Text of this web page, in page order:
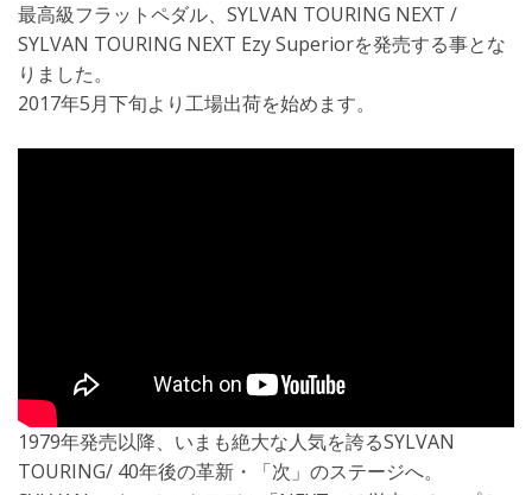
最高級フラットペダル、SYLVAN TOURING NEXT /
SYLVAN TOURING NEXT Ezy Superiorを発売する事とな
りました。
2017年5月下旬より工場出荷を始めます。
1979年発売以降、いまも絶大な人気を誇るSYLVAN
TOURING/ 40年後の革新・「次」のステージへ。